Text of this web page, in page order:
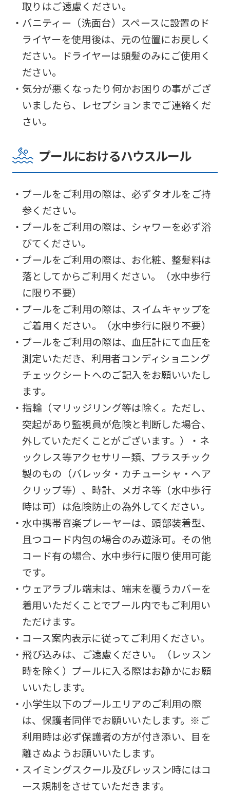
取りはご遠慮ください。
・バニティー（洗面台）スペースに設置のド
ライヤーを使用後は、元の位置にお戻しく
ださい。ドライヤーは頭髪のみにご使用く
ださい。
・気分が悪くなったり何かお困りの事がござ
いましたら、レセプションまでご連絡くだ
さい。
プールにおけるハウスルール
・プールをご利用の際は、必ずタオルをご持
参ください。
・プールをご利用の際は、シャワーを必ず浴
びてください。
・プールをご利用の際は、お化粧、整髪料は
落としてからご利用ください。（水中歩行
に限り不要）
・プールをご利用の際は、スイムキャップを
ご着用ください。（水中歩行に限り不要）
・プールをご利用の際は、血圧計にて血圧を
測定いただき、利用者コンディショニング
チェックシートへのご記入をお願いいたし
ます。
・指輪（マリッジリング等は除く。ただし、
突起があり監視員が危険と判断した場合、
外していただくことがございます。）・ネ
ックレス等アクセサリー類、プラスチック
製のもの（バレッタ・カチューシャ・ヘア
クリップ等）、時計、メガネ等（水中歩行
時は可）は危険防止の為外してください。
・水中携帯音楽プレーヤーは、頭部装着型、
且つコード内包の場合のみ遊泳可。その他
コード有の場合、水中歩行に限り使用可能
です。
・ウェアラブル端末は、端末を覆うカバーを
着用いただくことでプール内でもご利用い
ただけます。
・コース案内表示に従ってご利用ください。
・飛び込みは、ご遠慮ください。（レッスン
時を除く）プールに入る際はお静かにお願
いいたします。
・小学生以下のプールエリアのご利用の際
は、保護者同伴でお願いいたします。※ご
利用時は必ず保護者の方が付き添い、目を
離さぬようお願いいたします。
・スイミングスクール及びレッスン時にはコ
ース規制をさせていただきます。
translation
service,
the
Japanese
of
this
be
translated
mechanically,
so
may
be
an
translation.
The
translation
may
differ
from
the
original
content.
We
ask
that
you
fully
understand
this
before
using
the
service.
Automatic